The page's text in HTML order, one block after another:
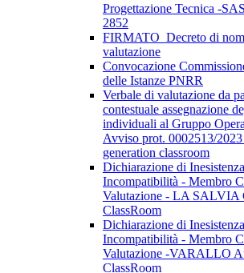
Progettazione Tecnica -
2852
FIRMATO_Decreto di
valutazione
Convocazione
delle Istanze PNRR
Verbale di valutazione da
contestuale assegnazione
individuali al Gruppo
Avviso prot. 0002513/
generation classroom
Dichiarazione di
Incompatibilità - Membro
Valutazione - LA SALVIA
ClassRoom
Dichiarazione di
Incompatibilità - Membro
Valutazione -VARALLO
ClassRoom